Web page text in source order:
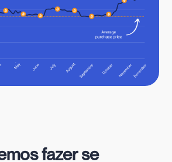
fazer se